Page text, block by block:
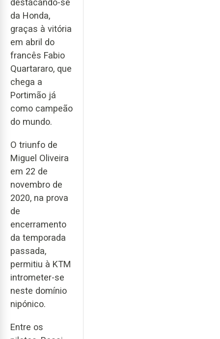
destacando-se
da Honda,
graças à vitória
em abril do
francês Fabio
Quartararo, que
chega a
Portimão já
como campeão
do mundo.
O triunfo de
Miguel Oliveira
em 22 de
novembro de
2020, na prova
de
encerramento
da temporada
passada,
permitiu à KTM
intrometer-se
neste domínio
nipónico.
Entre os